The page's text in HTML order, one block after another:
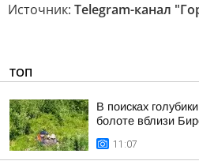
Источник: Telegram-канал
ТОП
В поисках
болоте вблизи
11:07